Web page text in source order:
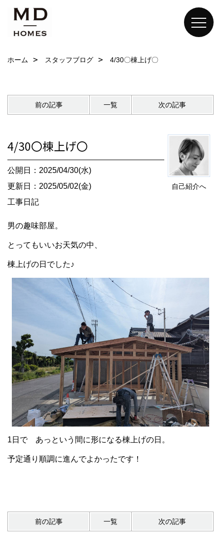
ホーム スタッフブログ 4/30〇棟上げ〇
前の記事 一覧 次の記事
自己紹介へ
4/30〇棟上げ〇
公開日：2025/04/30(水)
更新日：2025/05/02(金)
工事日記
男の趣味部屋。
とってもいいお天気の中、
棟上げの日でした♪
1日で あっという間に形になる棟上げの日。
予定通り順調に進んでよかったです！
前の記事 一覧 次の記事